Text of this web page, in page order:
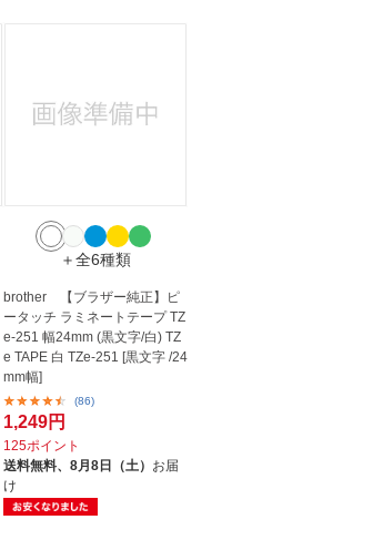
＋全6種類
brother 【ブラザー純正】ピ
ータッチ ラミネートテープ TZ
e-251 幅24mm (黒文字/白) TZ
e TAPE 白 TZe-251 [黒文字 /24
mm幅]
(86)
1,249円
125ポイント
送料無料、 8月8日（土） お届
け